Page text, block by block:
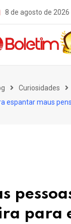
8 de agosto de 2026
Curiosidades
espantar maus
para